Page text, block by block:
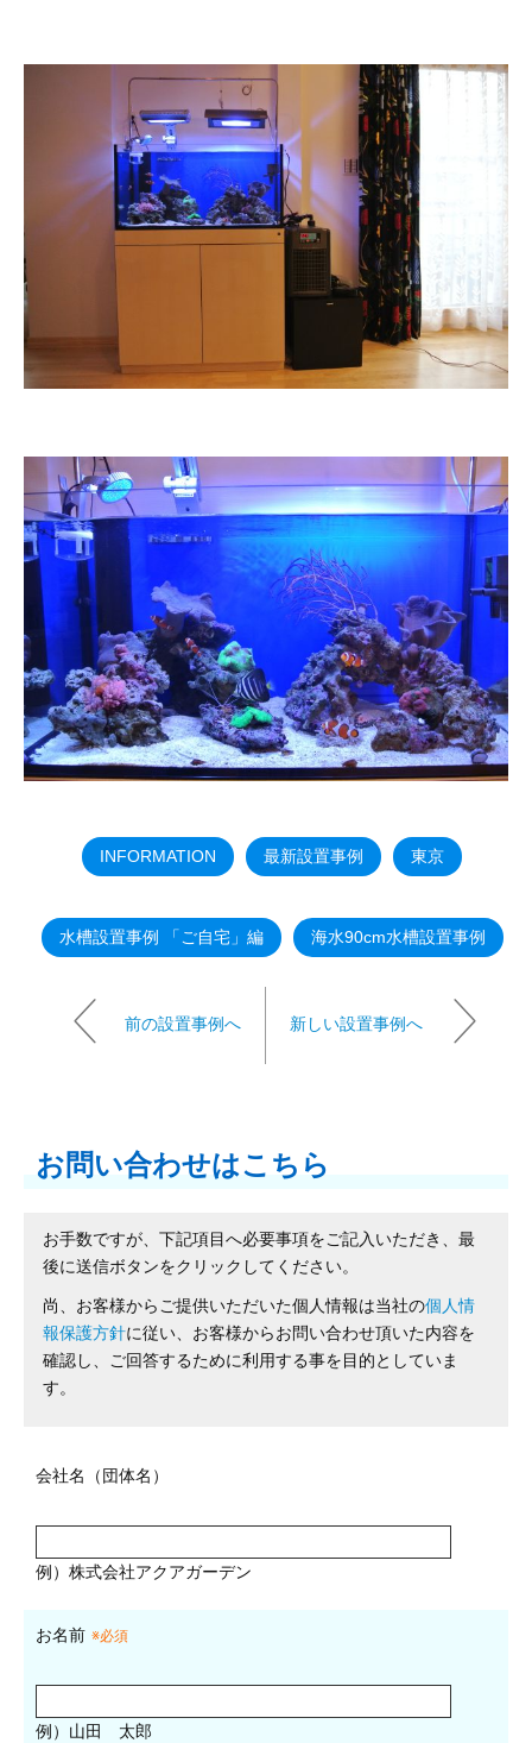
INFORMATION 最新設置事例 東京
水槽設置事例 「ご自宅」編 海水90cm水槽設置事例
前の設置事例へ 新しい設置事例へ
お問い合わせはこちら
お手数ですが、下記項目へ必要事項をご記入いただき、最
後に送信ボタンをクリックしてください。
尚、お客様からご提供いただいた個人情報は当社の個人情
報保護方針に従い、お客様からお問い合わせ頂いた内容を
確認し、ご回答するために利用する事を目的としていま
す。
会社名（団体名）
例）株式会社アクアガーデン
お名前 ※必須
例）山田 太郎